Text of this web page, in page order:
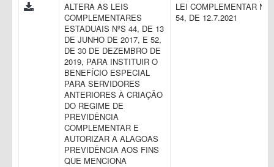
ALTERA AS LEIS
COMPLEMENTARES
ESTADUAIS NºS 44, DE 13
DE JUNHO DE 2017, E 52,
DE 30 DE DEZEMBRO DE
2019, PARA INSTITUIR O
BENEFÍCIO ESPECIAL
PARA SERVIDORES
ANTERIORES À CRIAÇÃO
DO REGIME DE
PREVIDÊNCIA
COMPLEMENTAR E
AUTORIZAR A ALAGOAS
PREVIDÊNCIA AOS FINS
QUE MENCIONA
LEI COMPLEMENTAR N.
54, DE 12.7.2021